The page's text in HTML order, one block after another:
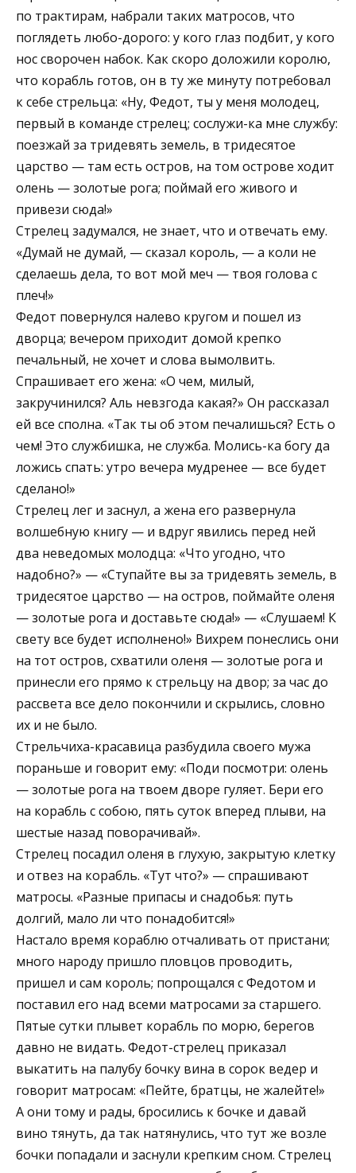
по трактирам, набрали таких матросов, что
поглядеть любо-дорого: у кого глаз подбит, у кого
нос сворочен набок. Как скоро доложили королю,
что корабль готов, он в ту же минуту потребовал
к себе стрельца: «Ну, Федот, ты у меня молодец,
первый в команде стрелец; сослужи-ка мне службу:
поезжай за тридевять земель, в тридесятое
царство — там есть остров, на том острове ходит
олень — золотые рога; поймай его живого и
привези сюда!»
Стрелец задумался, не знает, что и отвечать ему.
«Думай не думай, — сказал король, — а коли не
сделаешь дела, то вот мой меч — твоя голова с
плеч!»
Федот повернулся налево кругом и пошел из
дворца; вечером приходит домой крепко
печальный, не хочет и слова вымолвить.
Спрашивает его жена: «О чем, милый,
закручинился? Аль невзгода какая?» Он рассказал
ей все сполна. «Так ты об этом печалишься? Есть о
чем! Это службишка, не служба. Молись-ка богу да
ложись спать: утро вечера мудренее — все будет
сделано!»
Стрелец лег и заснул, а жена его развернула
волшебную книгу — и вдруг явились перед ней
два неведомых молодца: «Что угодно, что
надобно?» — «Ступайте вы за тридевять земель, в
тридесятое царство — на остров, поймайте оленя
— золотые рога и доставьте сюда!» — «Слушаем! К
свету все будет исполнено!» Вихрем понеслись они
на тот остров, схватили оленя — золотые рога и
принесли его прямо к стрельцу на двор; за час до
рассвета все дело покончили и скрылись, словно
их и не было.
Стрельчиха-красавица разбудила своего мужа
пораньше и говорит ему: «Поди посмотри: олень
— золотые рога на твоем дворе гуляет. Бери его
на корабль с собою, пять суток вперед плыви, на
шестые назад поворачивай».
Стрелец посадил оленя в глухую, закрытую клетку
и отвез на корабль. «Тут что?» — спрашивают
матросы. «Разные припасы и снадобья: путь
долгий, мало ли что понадобится!»
Настало время кораблю отчаливать от пристани;
много народу пришло пловцов проводить,
пришел и сам король; попрощался с Федотом и
поставил его над всеми матросами за старшего.
Пятые сутки плывет корабль по морю, берегов
давно не видать. Федот-стрелец приказал
выкатить на палубу бочку вина в сорок ведер и
говорит матросам: «Пейте, братцы, не жалейте!»
А они тому и рады, бросились к бочке и давай
вино тянуть, да так натянулись, что тут же возле
бочки попадали и заснули крепким сном. Стрелец